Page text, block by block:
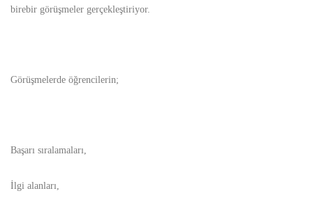
birebir görüşmeler gerçekleştiriyor.
Görüşmelerde öğrencilerin;
Başarı sıralamaları,
İlgi alanları,